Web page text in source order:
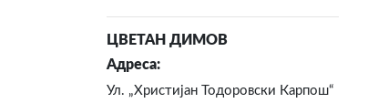
ЦВЕТАН ДИМОВ
Адреса:
Ул. „Христијан Тодоровски Карпош“